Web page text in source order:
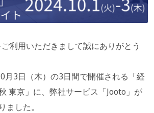
利用いただきまして誠にありがとう
月3日（木）の3日間で開催される「経
東京」に、弊社サービス「Jooto」が
ました。